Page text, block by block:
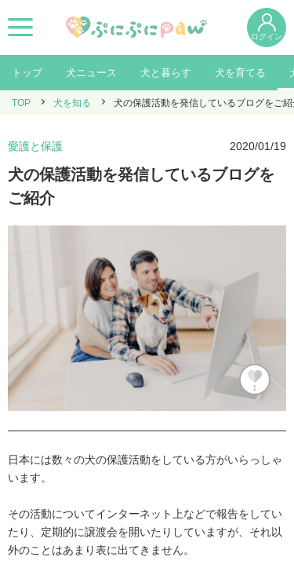
ログイン
トップ 犬ニュース 犬と暮らす 犬を育てる
TOP 犬を知る 犬の保護活動を発信しているブログをご紹
愛護と保護 2020/01/19
犬の保護活動を発信しているブログを
ご紹介
1
日本には数々の犬の保護活動をしている方がいらっしゃ
います。
その活動についてインターネット上などで報告をしてい
たり、定期的に譲渡会を開いたりしていますが、それ以
外のことはあまり表に出てきません。